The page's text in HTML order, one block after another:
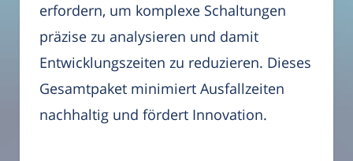
erfordern, um komplexe Schaltungen
präzise zu analysieren und damit
Entwicklungszeiten zu reduzieren. Dieses
Gesamtpaket minimiert Ausfallzeiten
nachhaltig und fördert Innovation.